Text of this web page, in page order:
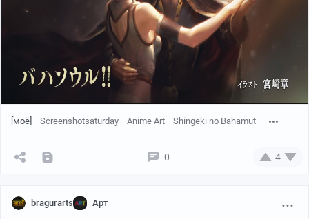
[моё] Screenshotsaturday Anime Art Shingeki no Bahamut
0 4
bragurarts Арт